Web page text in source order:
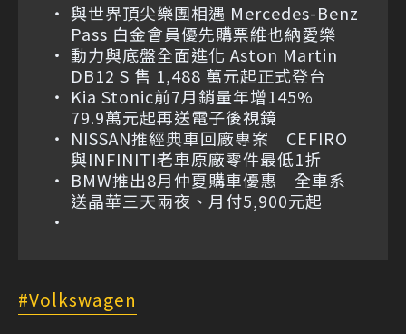
與世界頂尖樂團相遇 Mercedes-Benz
Pass 白金會員優先購票維也納愛樂
動力與底盤全面進化 Aston Martin
DB12 S 售 1,488 萬元起正式登台
Kia Stonic前7月銷量年增145%
79.9萬元起再送電子後視鏡
NISSAN推經典車回廠專案 CEFIRO
與INFINITI老車原廠零件最低1折
BMW推出8月仲夏購車優惠 全車系
送晶華三天兩夜、月付5,900元起
Volkswagen